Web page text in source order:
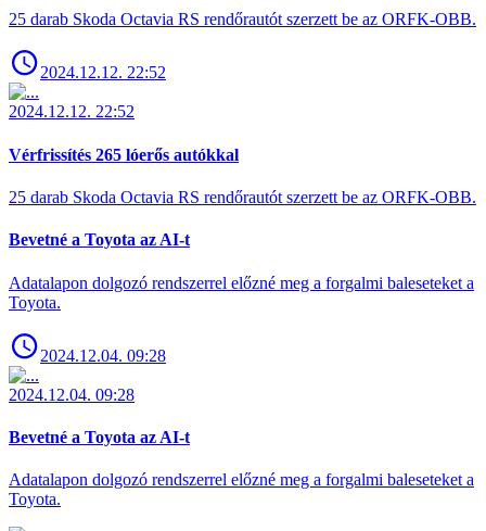
25 darab Skoda Octavia RS rendőrautót szerzett be az ORFK-OBB.
2024.12.12. 22:52
2024.12.12. 22:52
Vérfrissítés 265 lóerős autókkal
25 darab Skoda Octavia RS rendőrautót szerzett be az ORFK-OBB.
Bevetné a Toyota az AI-t
Adatalapon dolgozó rendszerrel előzné meg a forgalmi baleseteket a
Toyota.
2024.12.04. 09:28
2024.12.04. 09:28
Bevetné a Toyota az AI-t
Adatalapon dolgozó rendszerrel előzné meg a forgalmi baleseteket a
Toyota.